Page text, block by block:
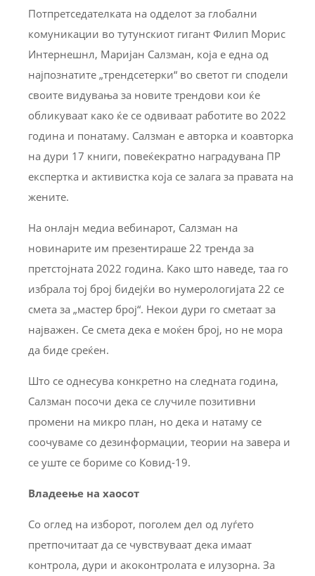
Потпретседателката на одделот за глобални
комуникации во тутунскиот гигант Филип Морис
Интернешнл, Маријан Салзман, која е една од
најпознатите „трендсетерки“ во светот ги сподели
своите видувања за новите трендови кои ќе
обликуваат како ќе се одвиваат работите во 2022
година и понатаму. Салзман е авторка и коавторка
на дури 17 книги, повеќекратно наградувана ПР
експертка и активистка која се залага за правата на
жените.
На онлајн медиа вебинарот, Салзман на
новинарите им презентираше 22 тренда за
претстојната 2022 година. Како што наведе, таа го
избрала тој број бидејќи во нумерологијата 22 се
смета за „мастер број“. Некои дури го сметаат за
најважен. Се смета дека е моќен број, но не мора
да биде среќен.
Што се однесува конкретно на следната година,
Салзман посочи дека се случиле позитивни
промени на микро план, но дека и натаму се
соочуваме со дезинформации, теории на завера и
се уште се бориме со Ковид-19.
Владеење на хаосот
Со оглед на изборот, поголем дел од луѓето
претпочитаат да се чувствуваат дека имаат
контрола, дури и акоконтролата е илузорна. За